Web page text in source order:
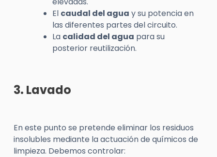
El caudal del agua y su potencia en
las diferentes partes del circuito.
La calidad del agua para su
posterior reutilización.
3. Lavado
En este punto se pretende eliminar los residuos
insolubles mediante la actuación de químicos de
limpieza. Debemos controlar: